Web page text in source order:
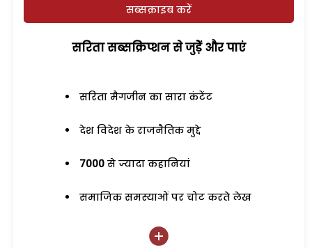
सब्सक्राइब करें
सरिता सब्सक्रिप्शन से जुड़ेें और पाएं
सरिता मैगजीन का सारा कंटेंट
देश विदेश के राजनैतिक मुद्दे
7000 से ज्यादा कहानियां
समाजिक समस्याओं पर चोट करते लेख